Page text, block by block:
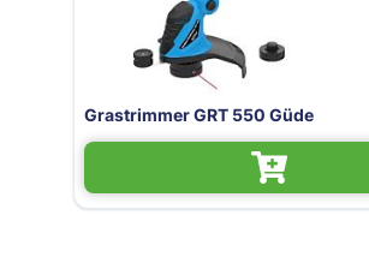
Grastrimmer GRT 550 Güde